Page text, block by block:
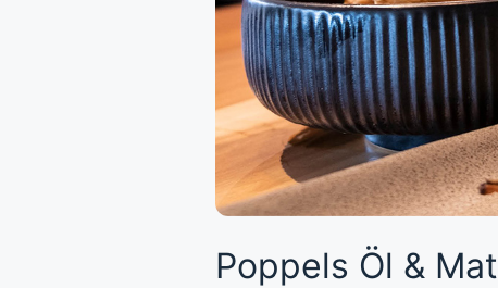
Poppels Öl & Mat